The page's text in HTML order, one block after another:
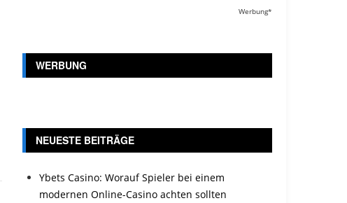
Werbung*
WERBUNG
NEUESTE BEITRÄGE
Ybets Casino: Worauf Spieler bei einem
modernen Online-Casino achten sollten